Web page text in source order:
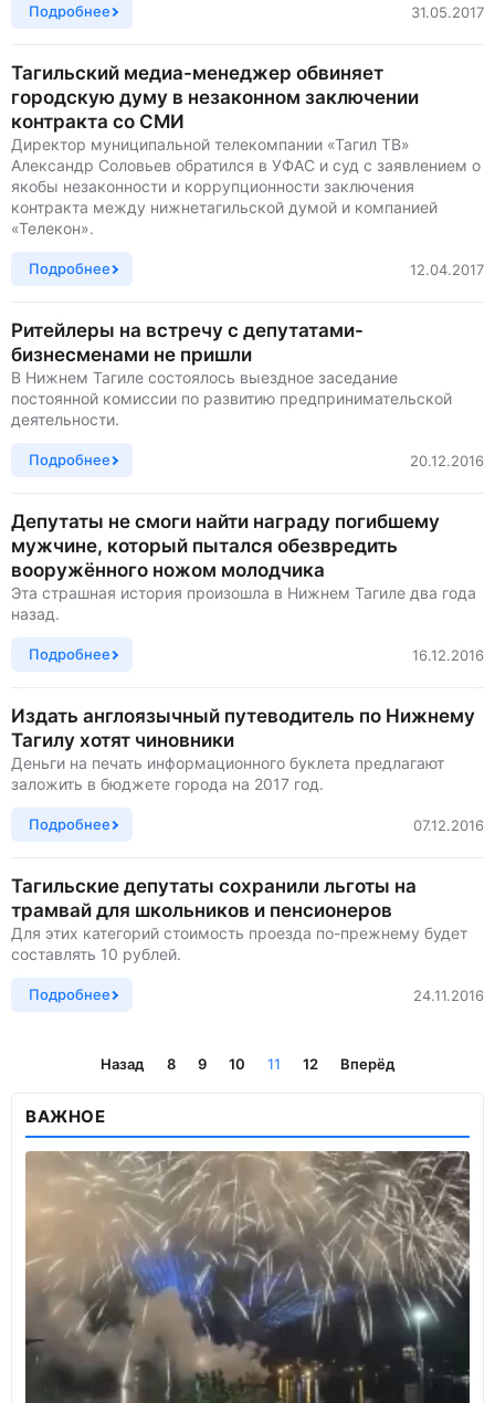
Подробнее 31.05.2017
Тагильский медиа-менеджер обвиняет
городскую думу в незаконном заключении
контракта со СМИ
Директор муниципальной телекомпании «Тагил ТВ»
Александр Соловьев обратился в УФАС и суд с заявлением о
якобы незаконности и коррупционности заключения
контракта между нижнетагильской думой и компанией
«Телекон».
Подробнее 12.04.2017
Ритейлеры на встречу с депутатами-
бизнесменами не пришли
В Нижнем Тагиле состоялось выездное заседание
постоянной комиссии по развитию предпринимательской
деятельности.
Подробнее 20.12.2016
Депутаты не смоги найти награду погибшему
мужчине, который пытался обезвредить
вооружённого ножом молодчика
Эта страшная история произошла в Нижнем Тагиле два года
назад.
Подробнее 16.12.2016
Издать англоязычный путеводитель по Нижнему
Тагилу хотят чиновники
Деньги на печать информационного буклета предлагают
заложить в бюджете города на 2017 год.
Подробнее 07.12.2016
Тагильские депутаты сохранили льготы на
трамвай для школьников и пенсионеров
Для этих категорий стоимость проезда по-прежнему будет
составлять 10 рублей.
Подробнее 24.11.2016
Назад 8 9 10 11 12 Вперёд
ВАЖНОЕ